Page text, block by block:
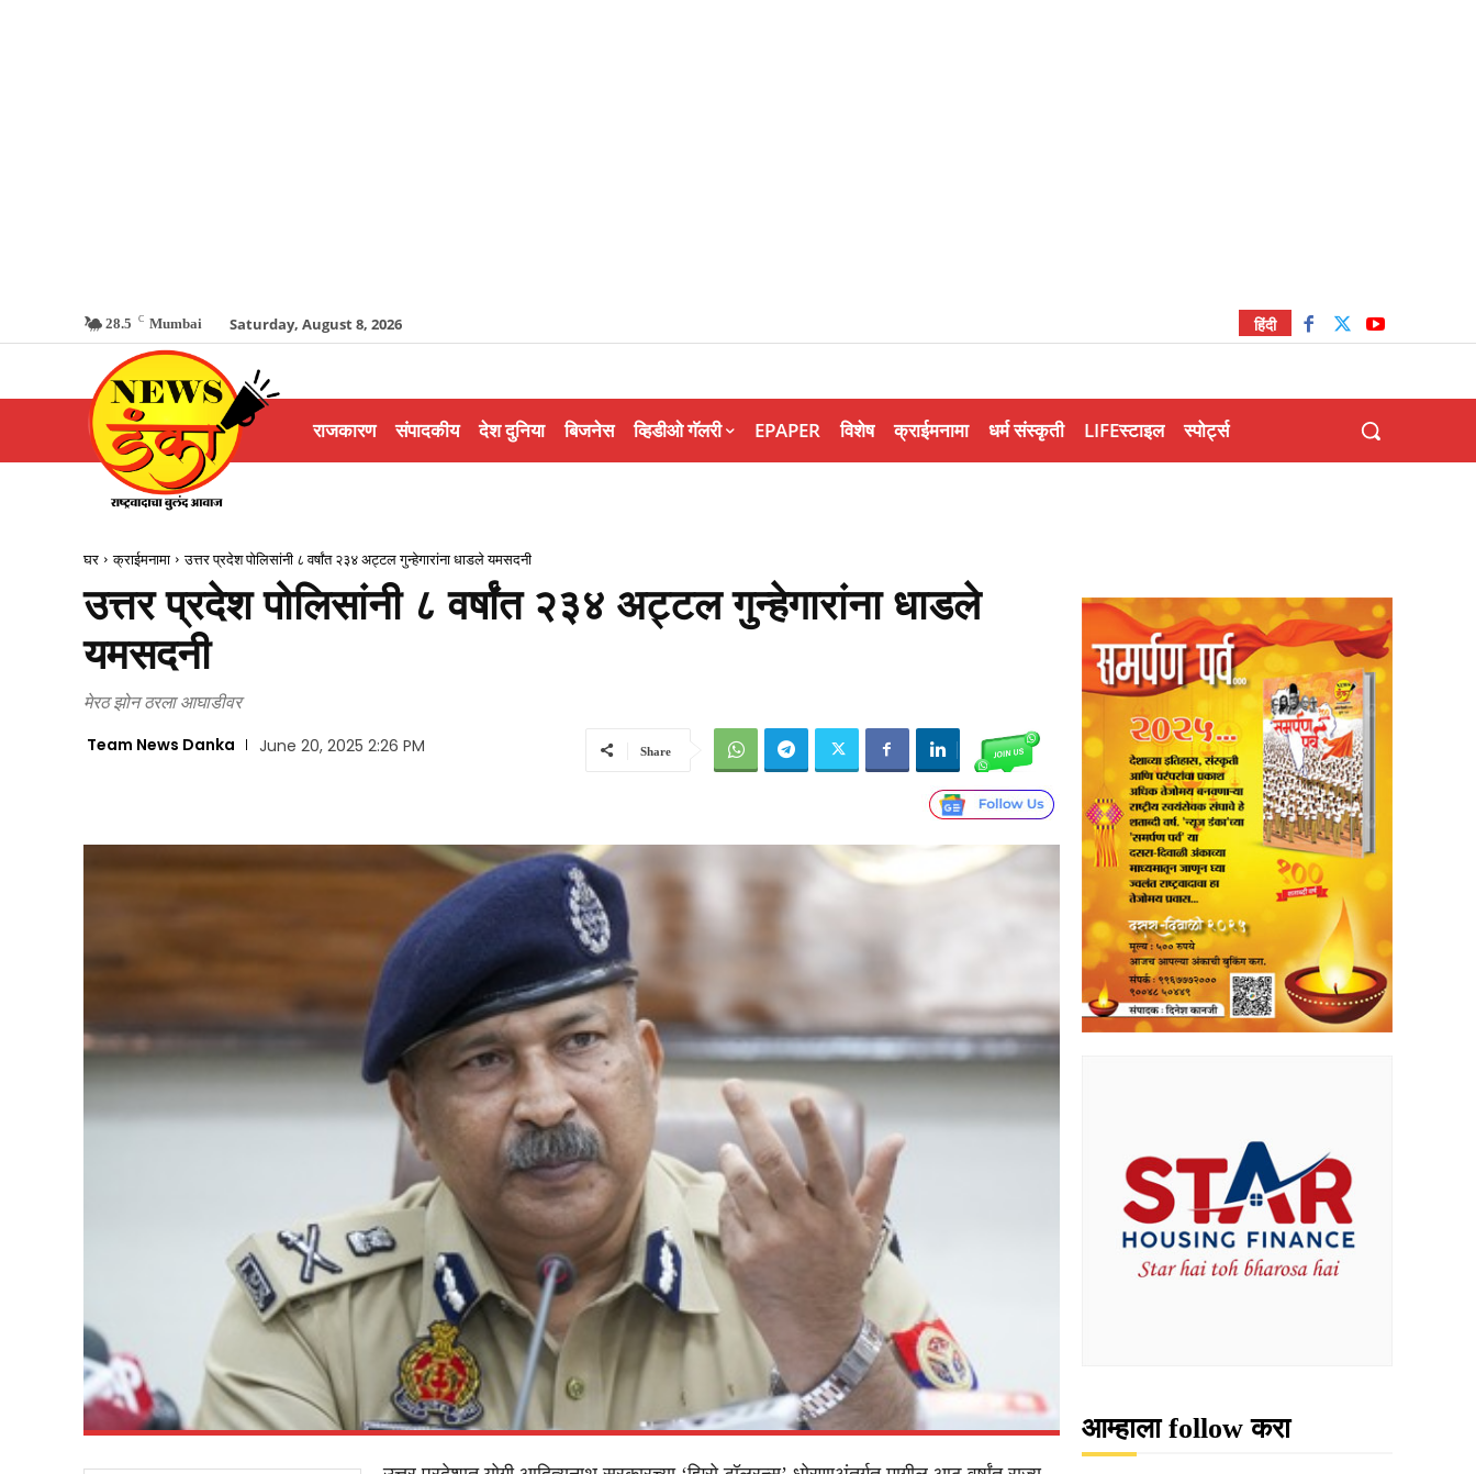
28.5 C Mumbai Saturday, August 8, 2026 हिंदी
राजकारण संपादकीय देश दुनिया बिजनेस व्हिडीओ गॅलरी EPAPER विशेष क्राईमनामा धर्म संस्कृती LIFEस्टाइल स्पोर्ट्स
घर क्राईमनामा उत्तर प्रदेश पोलिसांनी ८ वर्षांत २३४ अट्टल गुन्हेगारांना धाडले यमसदनी
उत्तर प्रदेश पोलिसांनी ८ वर्षांत २३४ अट्टल गुन्हेगारांना धाडले
यमसदनी
मेरठ झोन ठरला आघाडीवर
Team News Danka June 20, 2025 2:26 PM Share
आम्हाला follow करा